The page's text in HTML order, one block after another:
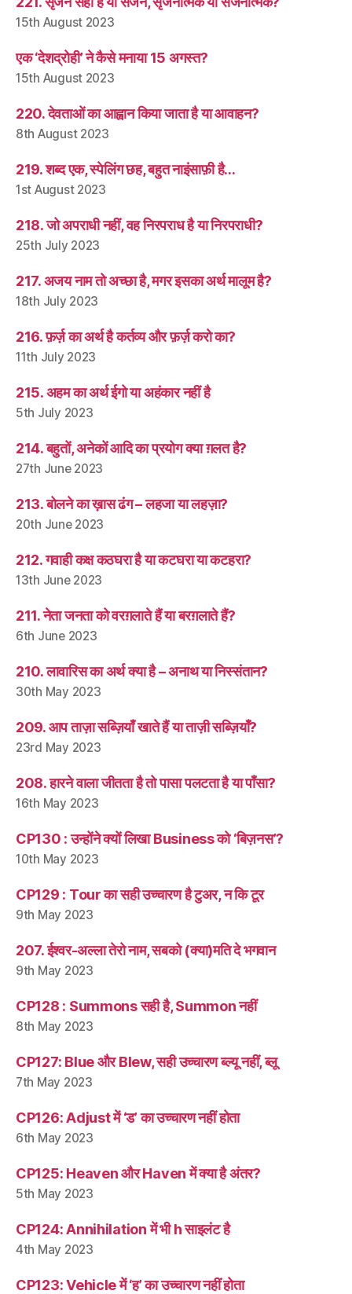
15th August 2023
एक ‘देशद्रोही’ ने कैसे मनाया 15 अगस्त?
15th August 2023
220. देवताओं का आह्वान किया जाता है या आवाहन?
8th August 2023
219. शब्द एक, स्पेलिंग छह, बहुत नाइंसाफ़ी है…
1st August 2023
218. जो अपराधी नहीं, वह निरपराध है या निरपराधी?
25th July 2023
217. अजय नाम तो अच्छा है, मगर इसका अर्थ मालूम है?
18th July 2023
216. फ़र्ज़ का अर्थ है कर्तव्य और फ़र्ज़ करो का?
11th July 2023
215. अहम का अर्थ ईगो या अहंकार नहीं है
5th July 2023
214. बहुतों, अनेकों आदि का प्रयोग क्या ग़लत है?
27th June 2023
213. बोलने का ख़ास ढंग – लहजा या लहज़ा?
20th June 2023
212. गवाही कक्ष कठघरा है या कटघरा या कटहरा?
13th June 2023
211. नेता जनता को वरग़लाते हैं या बरग़लाते हैं?
6th June 2023
210. लावारिस का अर्थ क्या है – अनाथ या निस्संतान?
30th May 2023
209. आप ताज़ा सब्ज़ियाँ खाते हैं या ताज़ी सब्ज़ियाँ?
23rd May 2023
208. हारने वाला जीतता है तो पासा पलटता है या पाँसा?
16th May 2023
CP130 : उन्होंने क्यों लिखा Business को ‘बिज़नस’?
10th May 2023
CP129 : Tour का सही उच्चारण है टुअर, न कि टूर
9th May 2023
207. ईश्वर-अल्ला तेरो नाम, सबको (क्या)मति दे भगवान
9th May 2023
CP128 : Summons सही है, Summon नहीं
8th May 2023
CP127: Blue और Blew, सही उच्चारण ब्ल्यू नहीं, ब्लू
7th May 2023
CP126: Adjust में ‘ड’ का उच्चारण नहीं होता
6th May 2023
CP125: Heaven और Haven में क्या है अंतर?
5th May 2023
CP124: Annihilation में भी h साइलंट है
4th May 2023
CP123: Vehicle में ‘ह’ का उच्चारण नहीं होता